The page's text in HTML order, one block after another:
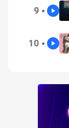
9 ●
10 ●